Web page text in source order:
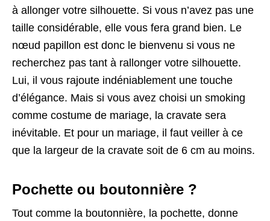
à allonger votre silhouette. Si vous n’avez pas une
taille considérable, elle vous fera grand bien. Le
nœud papillon est donc le bienvenu si vous ne
recherchez pas tant à rallonger votre silhouette.
Lui, il vous rajoute indéniablement une touche
d’élégance. Mais si vous avez choisi un smoking
comme costume de mariage, la cravate sera
inévitable. Et pour un mariage, il faut veiller à ce
que la largeur de la cravate soit de 6 cm au moins.
Pochette ou boutonnière ?
Tout comme la boutonnière, la pochette, donne